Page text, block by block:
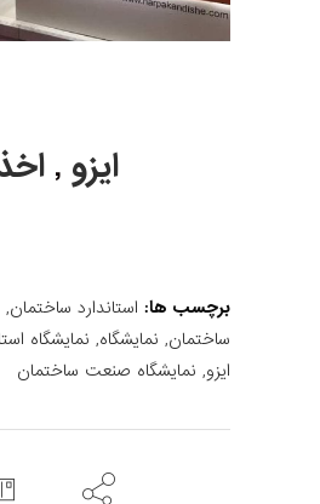
ایزو ,
برچسب ها: استاندارد ساختمان,
ساختمان, نمایشگاه, نمایشگاه
ایزو, نمایشگاه صنعت ساختمان